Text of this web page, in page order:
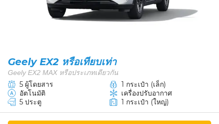
Geely EX2 หรือเทียบเท่า
Geely EX2 MAX หรือประเภทเดียวกัน
5 ผู้โดยสาร
1 กระเป๋า (เล็ก)
อัตโนมัติ
เครื่องปรับอากาศ
5 ประตู
1 กระเป๋า (ใหญ่)